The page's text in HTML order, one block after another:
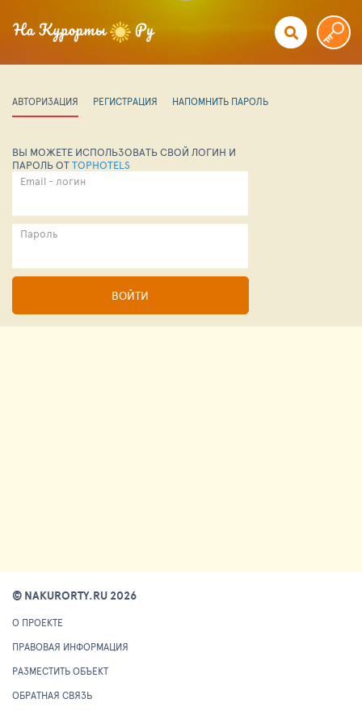
АВТОРИЗАЦИЯ РЕГИСТРАЦИЯ НАПОМНИТЬ ПАРОЛЬ
ВЫ МОЖЕТЕ ИСПОЛЬЗОВАТЬ СВОЙ ЛОГИН И
ПАРОЛЬ ОТTOPHOTELS
Email - логин
Пароль
ВОЙТИ
© NAKURORTY.RU 2026
О ПРОЕКТЕ
ПРАВОВАЯ ИНФОРМАЦИЯ
РАЗМЕСТИТЬ ОБЪЕКТ
ОБРАТНАЯ СВЯЗЬ